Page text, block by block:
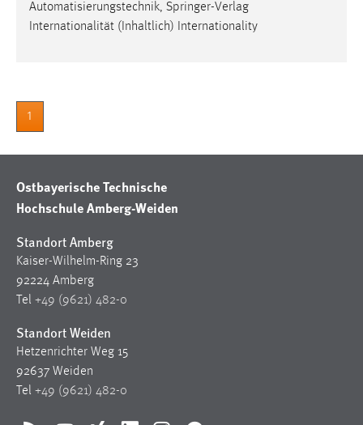
Automatisierungstechnik, Springer-Verlag
Internationalität (Inhaltlich) Internationality
1
Ostbayerische Technische
Hochschule Amberg-Weiden
Standort Amberg
Kaiser-Wilhelm-Ring 23
92224 Amberg
Tel +49 (9621) 482-0
Standort Weiden
Hetzenrichter Weg 15
92637 Weiden
Tel +49 (9621) 482-0